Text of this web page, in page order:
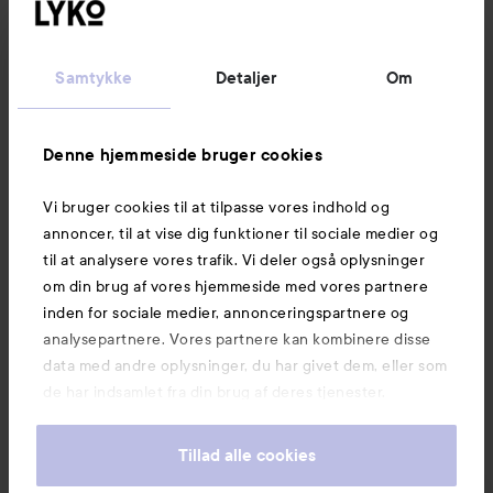
Samtykke Detaljer Om
Denne hjemmeside bruger cookies
Vi bruger cookies til at tilpasse vores indhold og
annoncer, til at vise dig funktioner til sociale medier og
til at analysere vores trafik. Vi deler også oplysninger
om din brug af vores hjemmeside med vores partnere
inden for sociale medier, annonceringspartnere og
analysepartnere. Vores partnere kan kombinere disse
data med andre oplysninger, du har givet dem, eller som
de har indsamlet fra din brug af deres tjenester.
Tillad alle cookies
Kundeservice
Information
Mere at udforske